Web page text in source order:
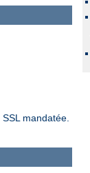
mandatée.